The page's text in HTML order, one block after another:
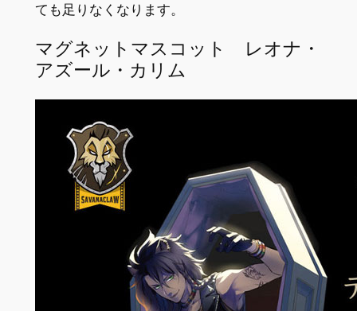
ても足りなくなります。
マグネットマスコット レオナ・
アズール・カリム